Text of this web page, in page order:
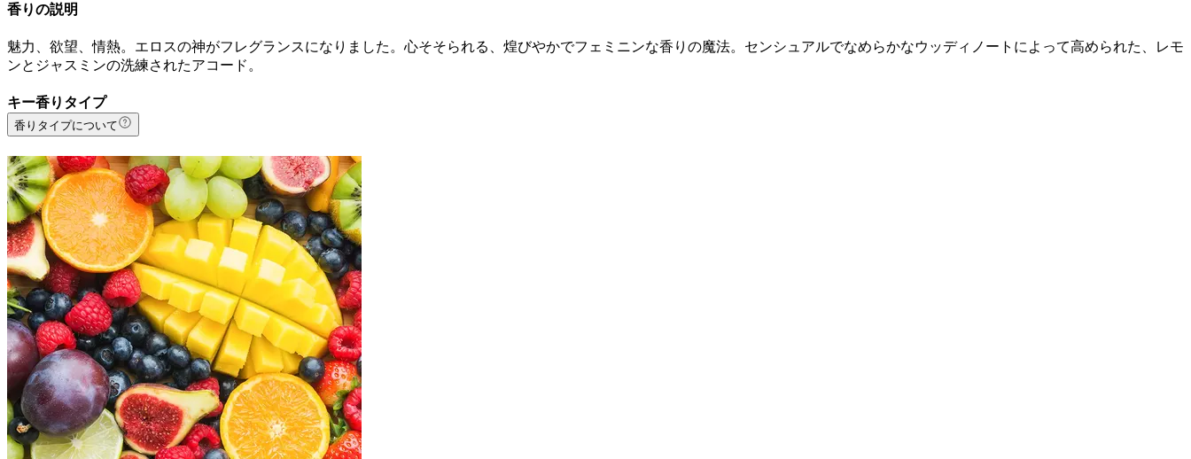
香りの説明
魅力、欲望、情熱。エロスの神がフレグランスになりました。心そそられる、煌びやかでフェミニンな香りの魔法。センシュアルでなめらかなウッディノートによって高められた、レモ
ンとジャスミンの洗練されたアコード。
キー香りタイプ
香りタイプについて